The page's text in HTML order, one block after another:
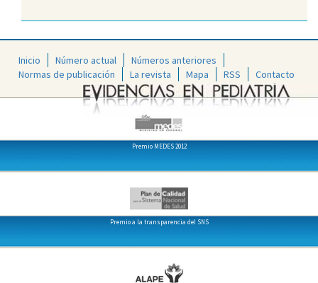
Inicio Número actual
Números anteriores
Normas de publicación
La revista Mapa RSS Contacto
Premio MEDES 2012
Premio a la transparencia del SNS